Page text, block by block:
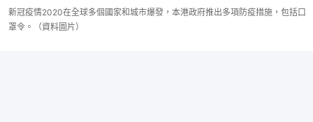
新冠疫情2020在全球多個國家和城市爆發，本港政府推出多項防疫措施，包括口
罩令。（資料圖片）